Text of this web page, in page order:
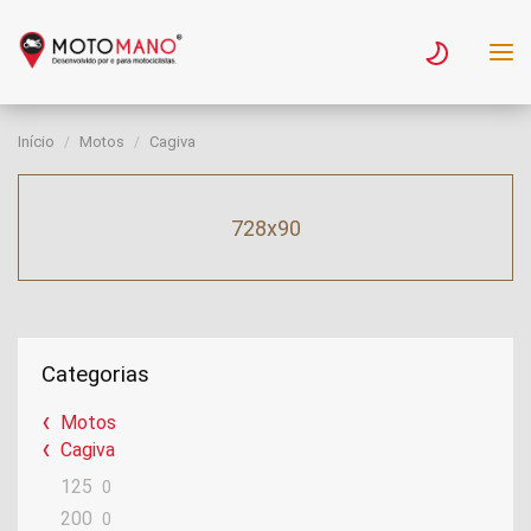
Início Motos Cagiva
728x90
Categorias
Motos
Cagiva
125
0
200 0